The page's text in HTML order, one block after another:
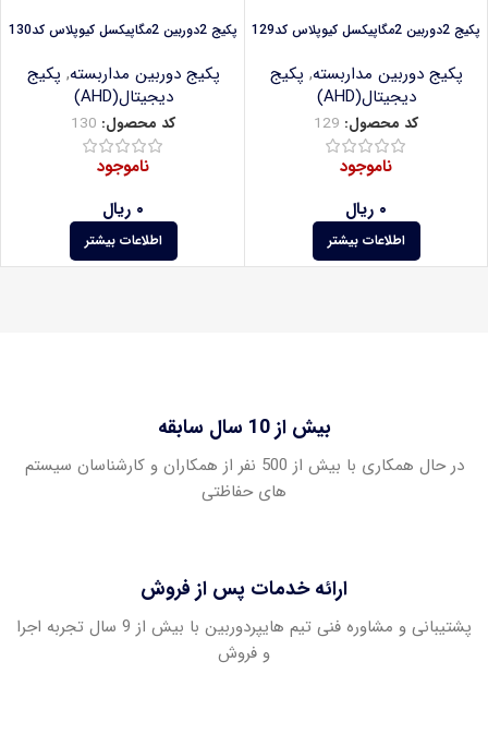
پکیج 2دوربین 2مگاپیکسل کیوپلاس کد129
پکیج دوربین مداربسته, پکیج
دیجیتال(AHD)
کد محصول: 129
ناموجود
۰ ریال
اطلاعات بیشتر
پکیج 2دوربین 2مگاپیکسل کیوپلاس کد130
پکیج دوربین مداربسته, پکیج
دیجیتال(AHD)
کد محصول: 130
ناموجود
۰ ریال
اطلاعات بیشتر
بیش از 10 سال سابقه
در حال همکاری با بیش از 500 نفر از همکاران و کارشناسان سیستم
های حفاظتی
ارائه خدمات پس از فروش
پشتیبانی و مشاوره فنی تیم هایپردوربین با بیش از 9 سال تجربه اجرا
و فروش